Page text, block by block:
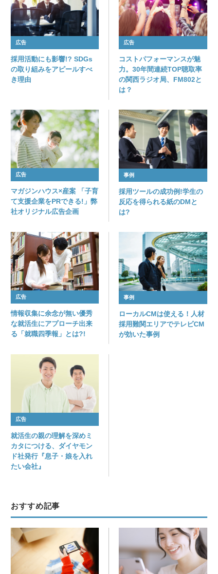
広告
採用活動にも影響!? SDGs
の取り組みをアピールすべ
き理由
広告
コストパフォーマンスが魅
力。30年間連続TOP聴取率
の関西ラジオ局、FM802と
は？
広告
マガジンハウス×産案 「子育
て支援企業をPRできる!」弊
社オリジナル広告企画
事例
採用ツールの成功例!学生の
反応を得られる紙のDMと
は?
広告
情報収集に余念が無い優秀
な就活生にアプローチ出来
る「就職四季報」とは?!
事例
ローカルCMは使える！人材
採用難関エリアでテレビCM
が効いた事例
広告
就活生の親の理解を深めミ
カタにつける、ダイヤモン
ド社発行『息子・娘を入れ
たい会社』
おすすめ記事